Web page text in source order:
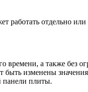
работать отдельно
времени, а также без
изменены
панели плиты.